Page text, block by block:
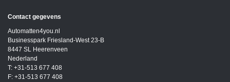
Contact gegevens
Automatten4you.nl
Businesspark Friesland-West 23-B
8447 SL Heerenveen
Nederland
T: +31-513 677 408
F: +31-513 677 408